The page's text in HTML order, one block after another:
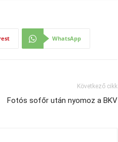
WhatsApp
Következő cikk
Fotós sofőr után nyomoz a BKV